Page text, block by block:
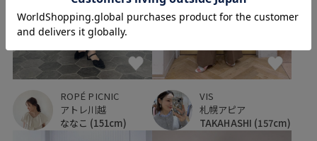
ROPÉ PICNIC
アトレ川越
ななこ (151cm)
VIS
札幌アピア
TAKAHASHI (157cm)